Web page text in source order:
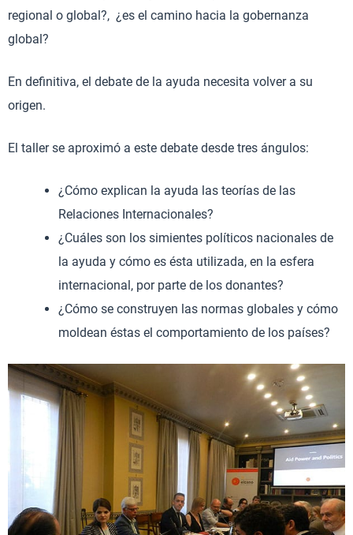
regional o global?, ¿es el camino hacia la gobernanza
global?
En definitiva, el debate de la ayuda necesita volver a su
origen.
El taller se aproximó a este debate desde tres ángulos:
¿Cómo explican la ayuda las teorías de las
Relaciones Internacionales?
¿Cuáles son los simientes políticos nacionales de
la ayuda y cómo es ésta utilizada, en la esfera
internacional, por parte de los donantes?
¿Cómo se construyen las normas globales y cómo
moldean éstas el comportamiento de los países?